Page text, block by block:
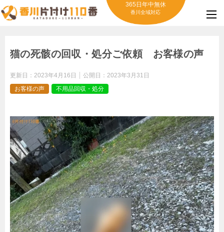
365日年中無休
香川全域対応
猫の死骸の回収・処分ご依頼 お客様の声
更新日： 2023年4月16日 公開日： 2023年3月31日
お客様の声
不用品回収・処分